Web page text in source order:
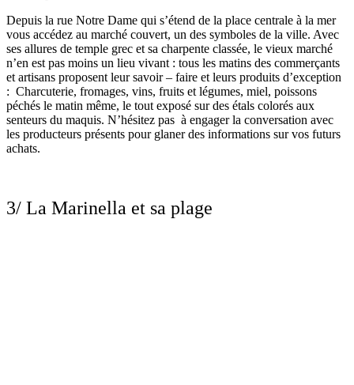
Depuis la rue Notre Dame qui s’étend de la place centrale à la mer
vous accédez au marché couvert, un des symboles de la ville. Avec
ses allures de temple grec et sa charpente classée, le vieux marché
n’en est pas moins un lieu vivant : tous les matins des commerçants
et artisans proposent leur savoir – faire et leurs produits d’exception
: Charcuterie, fromages, vins, fruits et légumes, miel, poissons
péchés le matin même, le tout exposé sur des étals colorés aux
senteurs du maquis. N’hésitez pas à engager la conversation avec
les producteurs présents pour glaner des informations sur vos futurs
achats.
3/ La Marinella et sa plage